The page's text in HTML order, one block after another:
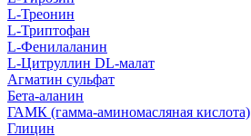
L-Треонин
L-Триптофан
L-Фенилаланин
L-Цитруллин DL-малат
Агматин cульфат
Бета-аланин
ГАМК (гамма-аминомасляная кислота)
Глицин